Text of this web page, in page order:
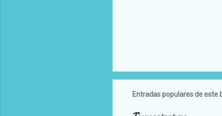
Entradas populares de este